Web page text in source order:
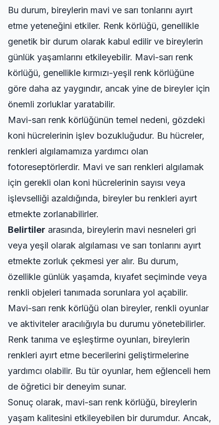
Bu durum, bireylerin mavi ve sarı tonlarını ayırt
etme yeteneğini etkiler. Renk körlüğü, genellikle
genetik bir durum olarak kabul edilir ve bireylerin
günlük yaşamlarını etkileyebilir. Mavi-sarı renk
körlüğü, genellikle kırmızı-yeşil renk körlüğüne
göre daha az yaygındır, ancak yine de bireyler için
önemli zorluklar yaratabilir.
Mavi-sarı renk körlüğünün temel nedeni, gözdeki
koni hücrelerinin işlev bozukluğudur. Bu hücreler,
renkleri algılamamıza yardımcı olan
fotoreseptörlerdir. Mavi ve sarı renkleri algılamak
için gerekli olan koni hücrelerinin sayısı veya
işlevselliği azaldığında, bireyler bu renkleri ayırt
etmekte zorlanabilirler.
Belirtiler arasında, bireylerin mavi nesneleri gri
veya yeşil olarak algılaması ve sarı tonlarını ayırt
etmekte zorluk çekmesi yer alır. Bu durum,
özellikle günlük yaşamda, kıyafet seçiminde veya
renkli objeleri tanımada sorunlara yol açabilir.
Mavi-sarı renk körlüğü olan bireyler, renkli oyunlar
ve aktiviteler aracılığıyla bu durumu yönetebilirler.
Renk tanıma ve eşleştirme oyunları, bireylerin
renkleri ayırt etme becerilerini geliştirmelerine
yardımcı olabilir. Bu tür oyunlar, hem eğlenceli hem
de öğretici bir deneyim sunar.
Sonuç olarak, mavi-sarı renk körlüğü, bireylerin
yaşam kalitesini etkileyebilen bir durumdur. Ancak,